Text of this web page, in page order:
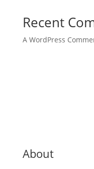
Recent
A WordPress
About